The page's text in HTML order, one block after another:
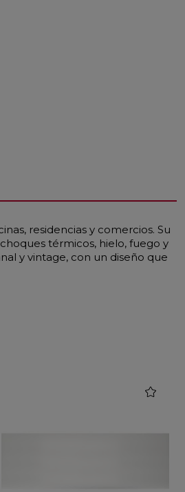
residencias y comercios. Su
térmicos, hielo, fuego y
y vintage, con un diseño que
favorite